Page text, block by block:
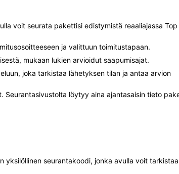
voit seurata pakettisi edistymistä reaaliajassa
ja valittuun toimitustapaan.
mukaan lukien arvioidut saapumisajat.
joka tarkistaa lähetyksen tilan ja antaa arvion
Seurantasivustolta löytyy aina ajantasaisin tieto
yksilöllinen seurantakoodi, jonka avulla voit tarkistaa